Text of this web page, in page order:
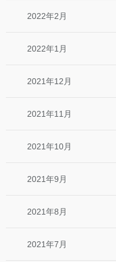
2022年2月
2022年1月
2021年12月
2021年11月
2021年10月
2021年9月
2021年8月
2021年7月